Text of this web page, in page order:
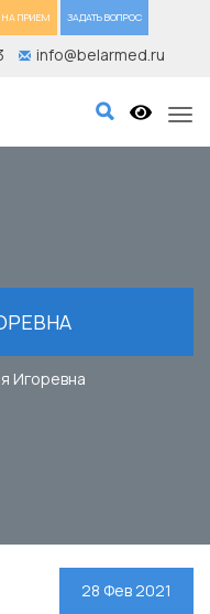
НА ПРИЕМ ЗАДАТЬ ВОПРОС
info@belarmed.ru
Игоревна
28 Фев 2021